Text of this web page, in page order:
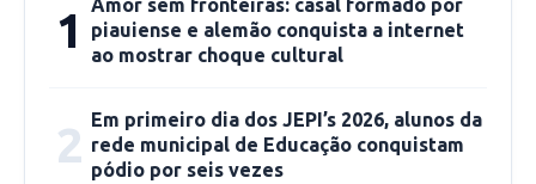
da taxa de transmissibilidade da doença, a
diminuição do número de pacientes na fila de
Os estabelecimentos e atividades devem
1
Amor sem fronteiras: casal formado por
piauiense e alemão conquista a internet
ao mostrar choque cultural
2
Em primeiro dia dos JEPI’s 2026, alunos da
rede municipal de Educação conquistam
pódio por seis vezes